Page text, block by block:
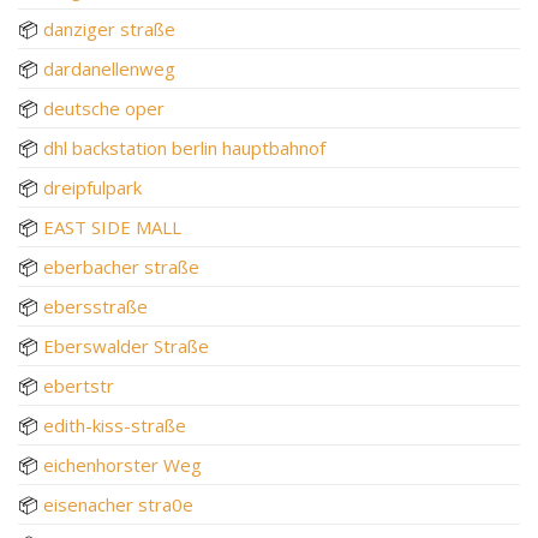
📦 danziger straße
📦 dardanellenweg
📦 deutsche oper
📦 dhl backstation berlin hauptbahnof
📦 dreipfulpark
📦 EAST SIDE MALL
📦 eberbacher straße
📦 ebersstraße
📦 Eberswalder Straße
📦 ebertstr
📦 edith-kiss-straße
📦 eichenhorster Weg
📦 eisenacher stra0e